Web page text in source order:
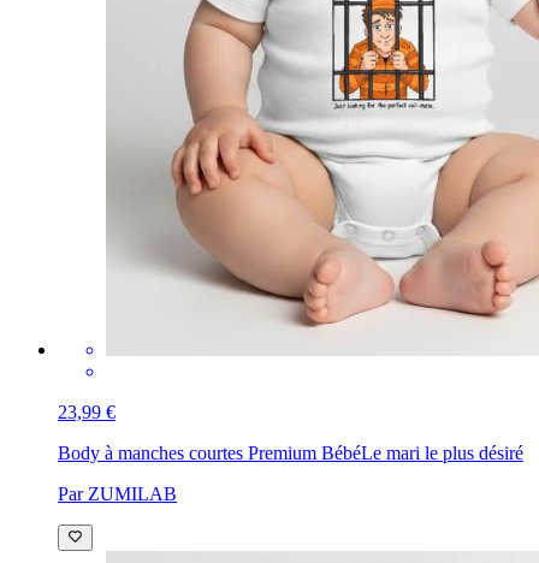
23,99 €
Body à manches courtes Premium BébéLe mari le plus désiré
Par ZUMILAB